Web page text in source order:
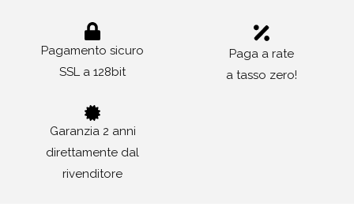
Pagamento sicuro
SSL a 128bit
Paga a rate
a tasso zero!
Garanzia 2 anni
direttamente dal
rivenditore